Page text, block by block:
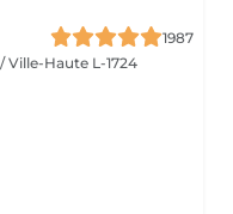
1987
Ville-Haute L-1724